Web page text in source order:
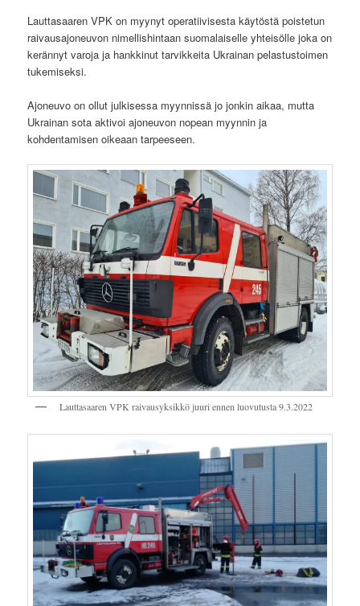
Lauttasaaren VPK on myynyt operatiivisesta käytöstä poistetun
raivausajoneuvon nimellishintaan suomalaiselle yhteisölle joka on
kerännyt varoja ja hankkinut tarvikkeita Ukrainan pelastustoimen
tukemiseksi.
Ajoneuvo on ollut julkisessa myynnissä jo jonkin aikaa, mutta
Ukrainan sota aktivoi ajoneuvon nopean myynnin ja
kohdentamisen oikeaan tarpeeseen.
Lauttasaaren VPK raivausyksikkö juuri ennen luovutusta 9.3.2022